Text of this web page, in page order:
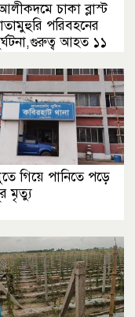
চাকা ব্লাস্ট
পরিবহনের
আহত ১১
গিয়ে পানিতে পড়ে
মৃত্যু